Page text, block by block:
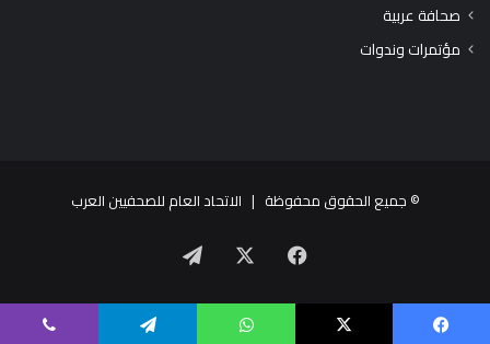
صحافة عربية
مؤتمرات وندوات
© جميع الحقوق محفوظة | الاتحاد العام للصحفيين العرب
فيسبوك تيلقرام